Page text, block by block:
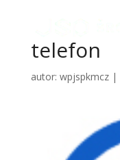
telefon
autor: wpjspkmcz|